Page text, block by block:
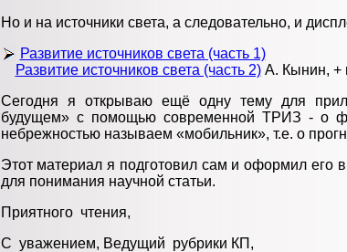
Но и на источники света, а следовательно, и
Развитие источников света (часть 1)
Развитие источников света (часть 2)А. Кынин, +
Сегодня я открываю ещё одну тему для
будущем» с помощью современной ТРИЗ - о
небрежностью называем «мобильник», т.е. о
Этот материал я подготовил сам и оформил его
для понимания научной статьи.
Приятного чтения,
С уважением, Ведущий рубрики КП,